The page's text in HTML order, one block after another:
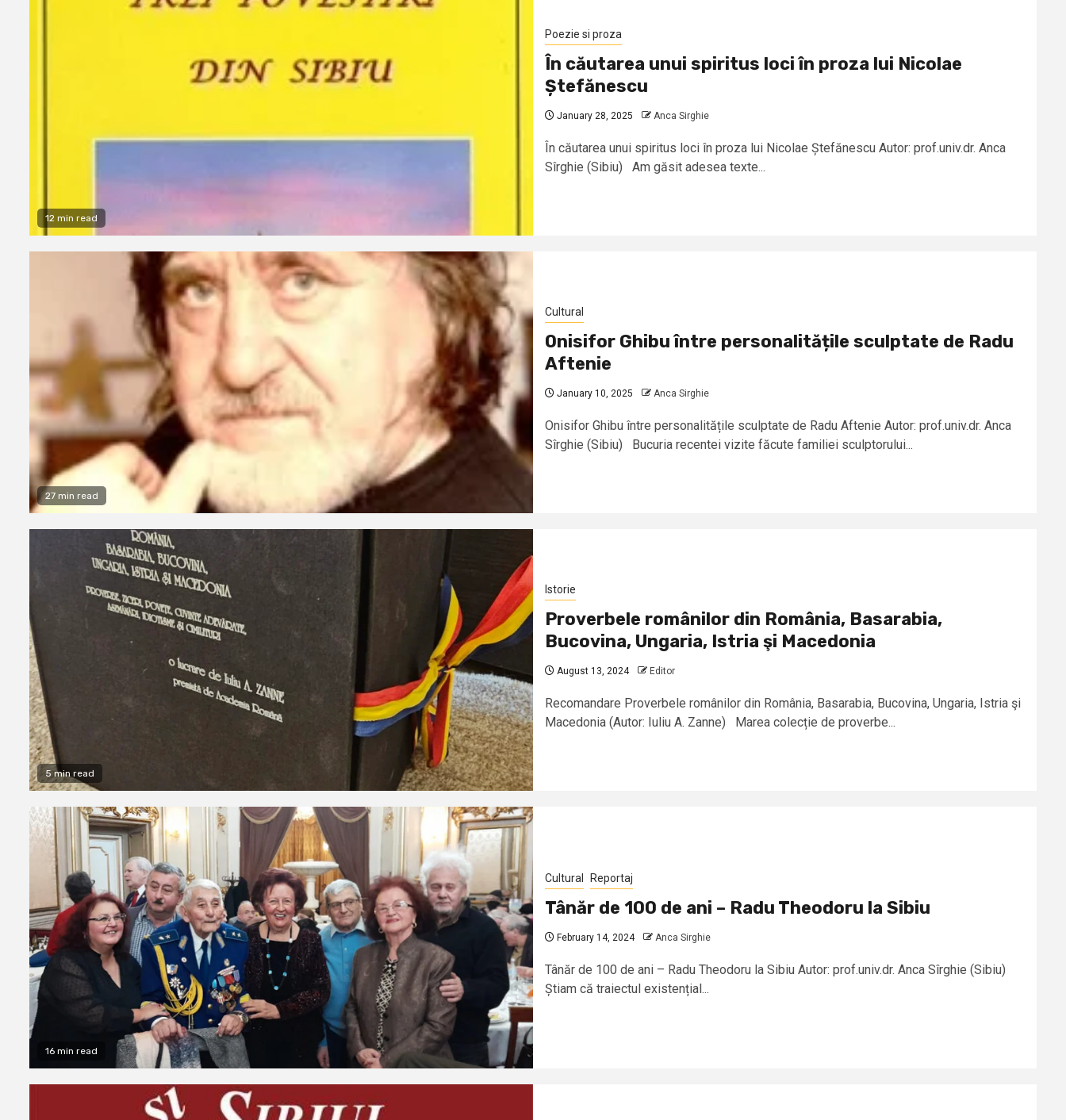
12 min read
Poezie si proza
În căutarea unui spiritus loci în proza lui Nicolae
Ștefănescu
January 28, 2025 Anca Sirghie
În căutarea unui spiritus loci în proza lui Nicolae Ștefănescu Autor: prof.univ.dr. Anca
Sîrghie (Sibiu) Am găsit adesea texte...
27 min read
Cultural
Onisifor Ghibu între personalitățile sculptate de Radu
Aftenie
January 10, 2025 Anca Sirghie
Onisifor Ghibu între personalitățile sculptate de Radu Aftenie Autor: prof.univ.dr. Anca
Sîrghie (Sibiu) Bucuria recentei vizite făcute familiei sculptorului...
5 min read
Istorie
Proverbele românilor din România, Basarabia,
Bucovina, Ungaria, Istria şi Macedonia
August 13, 2024 Editor
Recomandare Proverbele românilor din România, Basarabia, Bucovina, Ungaria, Istria şi
Macedonia (Autor: Iuliu A. Zanne) Marea colecție de proverbe...
16 min read
Cultural Reportaj
Tânăr de 100 de ani – Radu Theodoru la Sibiu
February 14, 2024 Anca Sirghie
Tânăr de 100 de ani – Radu Theodoru la Sibiu Autor: prof.univ.dr. Anca Sîrghie (Sibiu)
Știam că traiectul existențial...